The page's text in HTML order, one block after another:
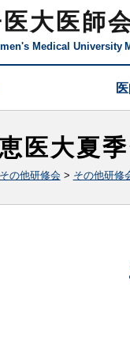
大医師
Medical University
医大夏
その他研修会 > その他研修